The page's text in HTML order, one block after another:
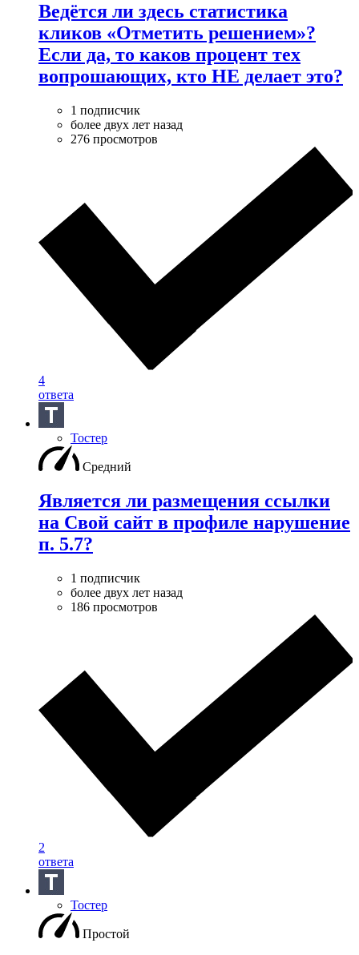
Ведётся ли здесь статистика
кликов «Отметить решением»?
Если да, то каков процент тех
вопрошающих, кто НЕ делает это?
1 подписчик
более двух лет назад
276 просмотров
4
ответа
Тостер
Средний
Является ли размещения ссылки
на Свой сайт в профиле нарушение
п. 5.7?
1 подписчик
более двух лет назад
186 просмотров
2
ответа
Тостер
Простой